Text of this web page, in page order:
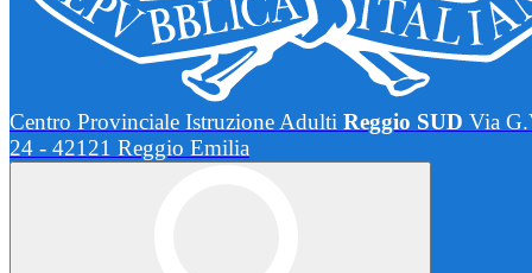
Centro Provinciale Istruzione Adulti Reggio SUD Via
24 - 42121 Reggio Emilia